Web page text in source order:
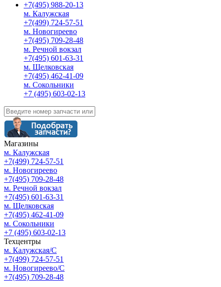
+7(495) 988-20-13
м. Калужская
+7(499) 724-57-51
м. Новогиреево
+7(495) 709-28-48
м. Речной вокзал
+7(495) 601-63-31
м. Щелковская
+7(495) 462-41-09
м. Сокольники
+7 (495) 603-02-13
Магазины
м. Калужская
+7(499) 724-57-51
м. Новогиреево
+7(495) 709-28-48
м. Речной вокзал
+7(495) 601-63-31
м. Щелковская
+7(495) 462-41-09
м. Сокольники
+7 (495) 603-02-13
Техцентры
м. Калужская/С
+7(499) 724-57-51
м. Новогиреево/С
+7(495) 709-28-48